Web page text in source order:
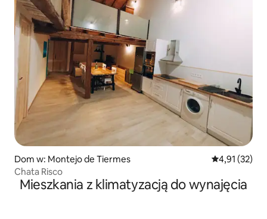
Dom w: Montejo de Tiermes Średnia
4,91 (32)
Chata Risco
Mieszkania z klimatyzacją do wynajęcia